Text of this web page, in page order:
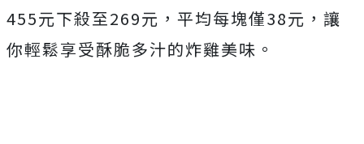
455元下殺至269元，平均每塊僅38元，讓
你輕鬆享受酥脆多汁的炸雞美味。